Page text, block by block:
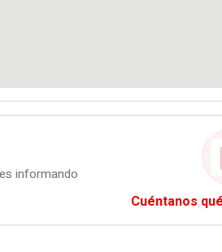
informando
Cuéntanos